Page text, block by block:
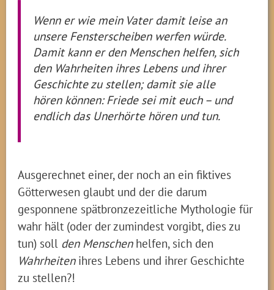
Wenn er wie mein Vater damit leise an
unsere Fensterscheiben werfen würde.
Damit kann er den Menschen helfen, sich
den Wahrheiten ihres Lebens und ihrer
Geschichte zu stellen; damit sie alle
hören können: Friede sei mit euch – und
endlich das Unerhörte hören und tun.
Ausgerechnet einer, der noch an ein fiktives
Götterwesen glaubt und der die darum
gesponnene spätbronzezeitliche Mythologie für
wahr hält (oder der zumindest vorgibt, dies zu
tun) soll den Menschenhelfen, sich den
Wahrheiten ihres Lebens und ihrer Geschichte
zu stellen?!